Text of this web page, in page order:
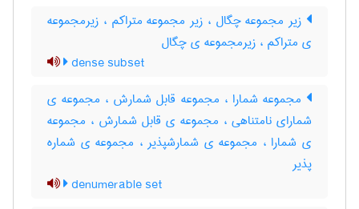
زیر مجموعه چگال ، زیر مجموعه متراکم ، زیرمجموعه
ی متراکم ، زیرمجموعه ی چگال
dense subset
مجموعه شمارا ، مجموعه قابل شمارش ، مجموعه ی
شمارای نامتناهی ، مجموعه ی قابل شمارش ، مجموعه
ی شمارا ، مجموعه ی شمارشپذیر ، مجموعه ی شماره
پذیر
denumerable set